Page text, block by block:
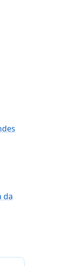
da